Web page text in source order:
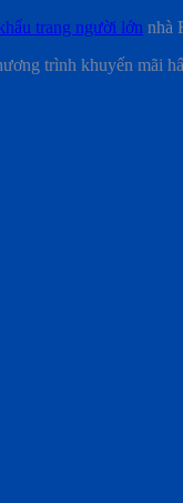
trang người lớn nhà
trình khuyến mãi